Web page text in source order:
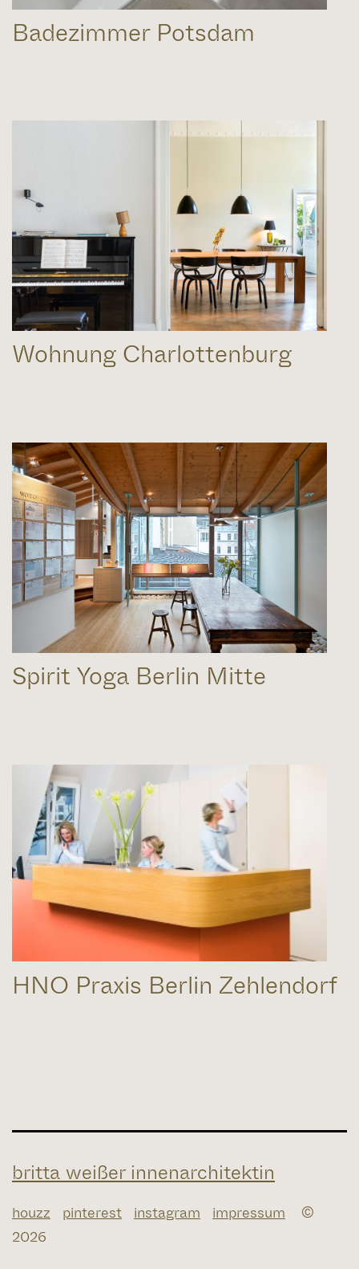
Badezimmer Potsdam
Wohnung Charlottenburg
Spirit Yoga Berlin Mitte
HNO Praxis Berlin Zehlendorf
britta weißer innenarchitektin
houzz pinterest instagram impressum ©
2026